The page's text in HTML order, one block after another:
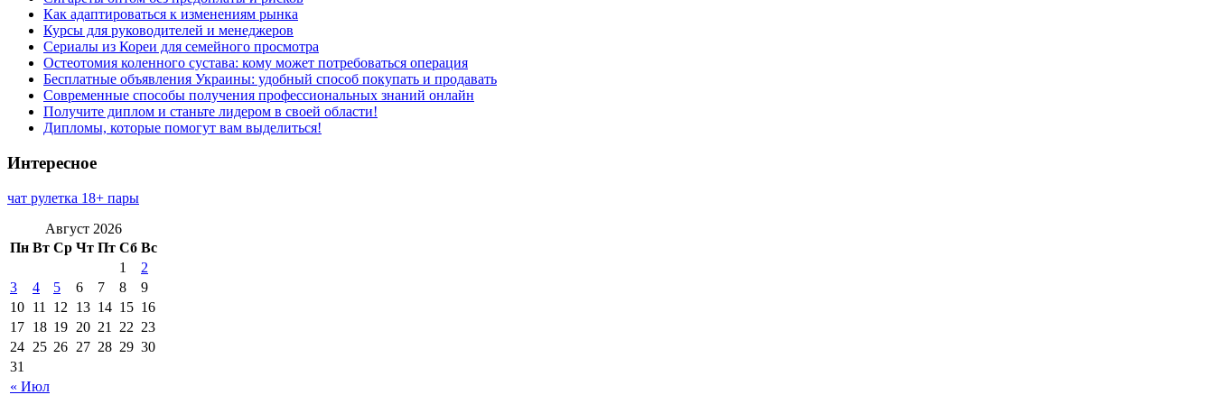
Как адаптироваться к изменениям рынка
Курсы для руководителей и менеджеров
Сериалы из Кореи для семейного просмотра
Остеотомия коленного сустава: кому может потребоваться операция
Бесплатные объявления Украины: удобный способ покупать и продавать
Современные способы получения профессиональных знаний онлайн
Получите диплом и станьте лидером в своей области!
Дипломы, которые помогут вам выделиться!
Интересное
чат рулетка 18+ пары
Август 2026
Пн Вт Ср Чт Пт Сб Вс
« Июл
1
2
3
4 5 6 7 8
9
10 11 12 13 14 15 16
17 18 19 20 21 22 23
24 25 26 27 28 29 30
31